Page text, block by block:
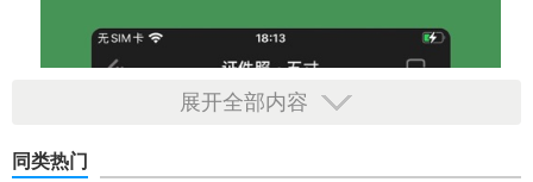
展开全部内容
同类热门